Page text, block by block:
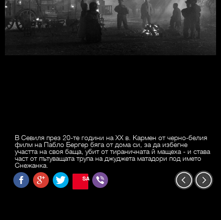
В Севиля през 20-те години на ХХ в. Кармен от черно-белия
филм на Пабло Бергер бяга от дома си, за да избегне
участта на своя баща, убит от тираничната й мащеха - и става
част от пътуващата трупа на джуджета матадори под името
Снежанка.
SAVE